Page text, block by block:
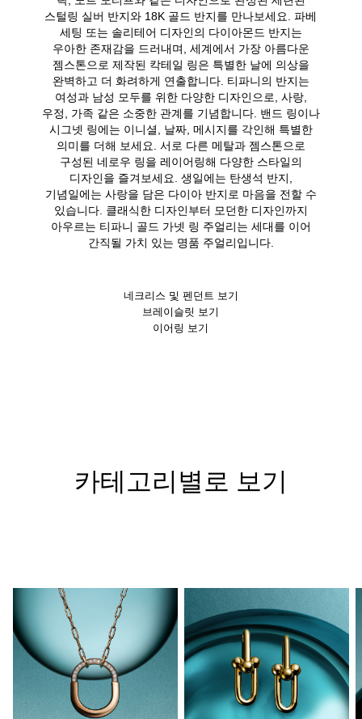
스털링 실버 반지와 18K 골드 반지를 만나보세요. 파베
세팅 또는 솔리테어 디자인의 다이아몬드 반지는
우아한 존재감을 드러내며, 세계에서 가장 아름다운
젬스톤으로 제작된 칵테일 링은 특별한 날에 의상을
완벽하고 더 화려하게 연출합니다. 티파니의 반지는
여성과 남성 모두를 위한 다양한 디자인으로, 사랑,
우정, 가족 같은 소중한 관계를 기념합니다. 밴드 링이나
시그넷 링에는 이니셜, 날짜, 메시지를 각인해 특별한
의미를 더해 보세요. 서로 다른 메탈과 젬스톤으로
구성된 네로우 링을 레이어링해 다양한 스타일의
디자인을 즐겨보세요. 생일에는 탄생석 반지,
기념일에는 사랑을 담은 다이아 반지로 마음을 전할 수
있습니다. 클래식한 디자인부터 모던한 디자인까지
아우르는 티파니 골드 가넷 링 주얼리는 세대를 이어
간직될 가치 있는 명품 주얼리입니다.
네크리스 및 펜던트 보기
브레이슬릿 보기
이어링 보기
카테고리별로 보기